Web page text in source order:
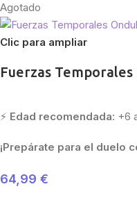
Agotado
Clic para ampliar
Fuerzas Temporales
⚡ Edad recomendada: +6
¡Prepárate para el duelo
64,99 €